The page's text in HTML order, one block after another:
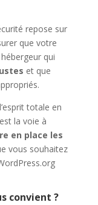
repose sur
que votre
qui
et que
totale en
la voie à
en place les
vous souhaitez
convient ?